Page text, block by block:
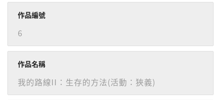
作品編號
作品名稱